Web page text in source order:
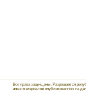
Все права защищены. Разрешается
иных материалов опубликованных на